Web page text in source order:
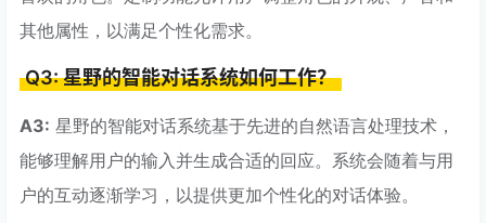
其他属性，以满足个性化需求。
Q3: 星野的智能对话系统如何工作？
A3: 星野的智能对话系统基于先进的自然语言处理技术，
能够理解用户的输入并生成合适的回应。系统会随着与用
户的互动逐渐学习，以提供更加个性化的对话体验。